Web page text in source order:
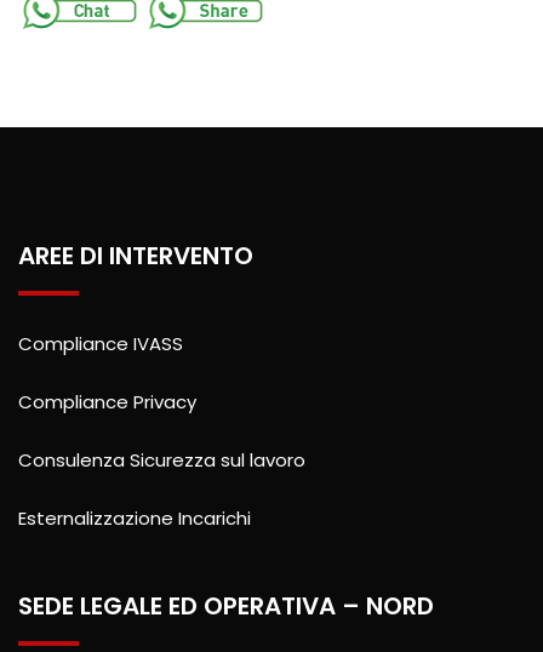
AREE DI INTERVENTO
Compliance IVASS
Compliance Privacy
Consulenza Sicurezza sul lavoro
Esternalizzazione Incarichi
SEDE LEGALE ED OPERATIVA – NORD